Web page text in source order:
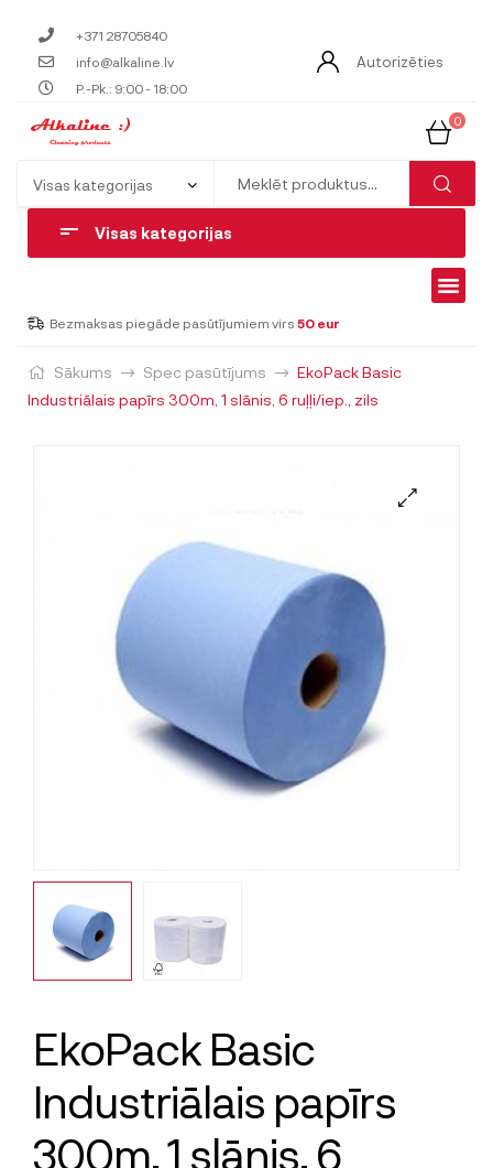
+371 28705840
info@alkaline.lv
P.-Pk.: 9:00 - 18:00
Autorizēties
0
Visas kategorijas
Bezmaksas piegāde pasūtījumiem virs 50 eur
Sākums Spec pasūtījums
EkoPack Basic
Industriālais papīrs 300m, 1 slānis, 6 ruļļi/iep., zils
EkoPack Basic
Industriālais papīrs
300m, 1 slānis, 6